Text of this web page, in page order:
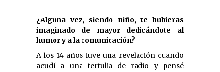
¿Alguna vez, siendo niño, te hubieras
imaginado de mayor dedicándote al
humor y a la comunicación?
A los 14 años tuve una revelación cuando
acudí a una tertulia de radio y pensé